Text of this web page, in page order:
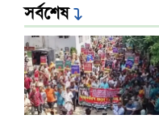
সর্বশেষ